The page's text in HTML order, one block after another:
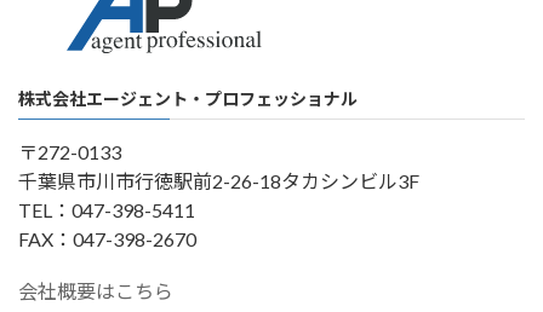
株式会社エージェント・プロフェッショナル
〒272-0133
千葉県市川市行徳駅前2-26-18タカシンビル3F
TEL：047-398-5411
FAX：047-398-2670
会社概要はこちら